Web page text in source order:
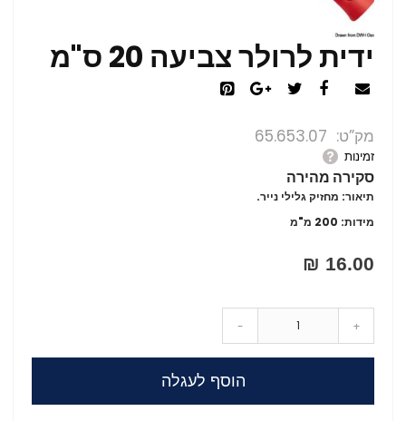
ידית לרולר צביעה 20 ס"מ
מק”ט 65.653.07
זמינות
סקירה מהירה
תיאור: מחזיק גלילי נייר.
מידות: 200 מ"מ
16.00 ₪
- +
הוסף לעגלה